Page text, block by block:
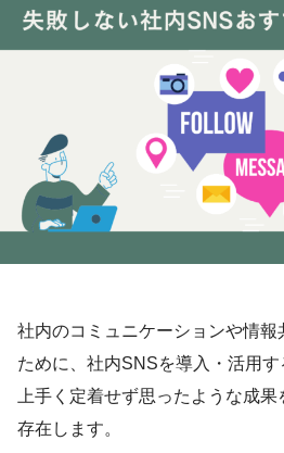
社内のコミュニケーションや情報
ために、社内SNSを導入・活用す
上手く定着せず思ったような成
存在します。